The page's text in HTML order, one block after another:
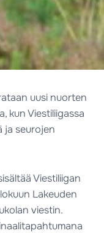
uusi nuorten
kun Viestiliigassa
ja seurojen
Viestiliigan
Lakeuden
viestin.